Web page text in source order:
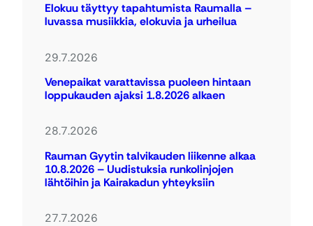
Elokuu täyttyy tapahtumista Raumalla –
luvassa musiikkia, elokuvia ja urheilua
29.7.2026
Venepaikat varattavissa puoleen hintaan
loppukauden ajaksi 1.8.2026 alkaen
28.7.2026
Rauman Gyytin talvikauden liikenne alkaa
10.8.2026 – Uudistuksia runkolinjojen
lähtöihin ja Kairakadun yhteyksiin
27.7.2026